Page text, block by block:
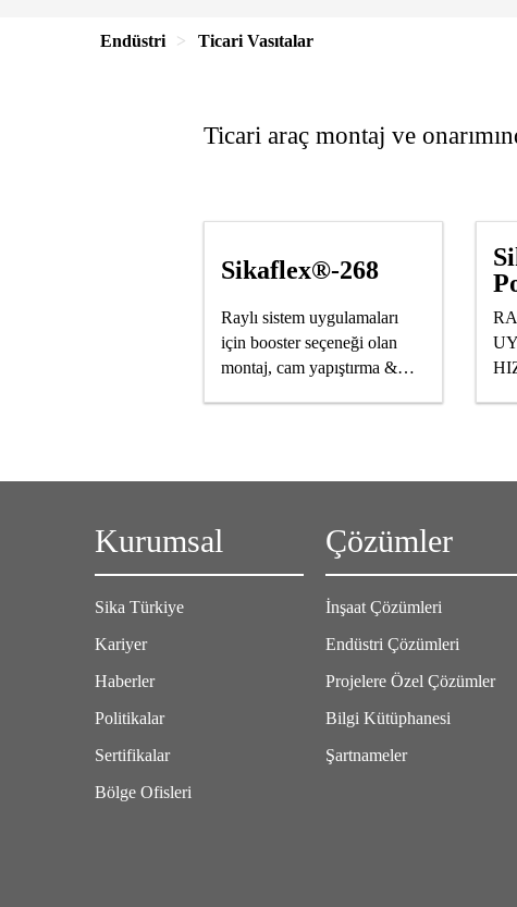
Endüstri Ticari Vasıtalar
Ticari araç montaj ve
Sikaflex®-268
Raylı sistem uygulamaları
için booster seçeneği olan
montaj, cam yapıştırma &
Kurumsal
Sika Türkiye
Kariyer
Haberler
Politikalar
Sertifikalar
Bölge Ofisleri
Çözümler
İnşaat Çözümleri
Endüstri Çözümleri
Projelere Özel Çözümler
Bilgi Kütüphanesi
Şartnameler